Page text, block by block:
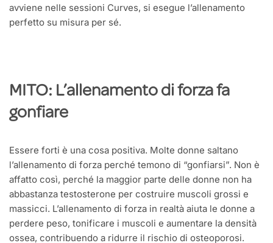
avviene nelle sessioni Curves, si esegue l’allenamento
perfetto su misura per sé.
MITO: L’allenamento di forza fa
gonfiare
Essere forti è una cosa positiva. Molte donne saltano
l’allenamento di forza perché temono di “gonfiarsi”. Non è
affatto così, perché la maggior parte delle donne non ha
abbastanza testosterone per costruire muscoli grossi e
massicci. L’allenamento di forza in realtà aiuta le donne a
perdere peso, tonificare i muscoli e aumentare la densità
ossea, contribuendo a ridurre il rischio di osteoporosi.